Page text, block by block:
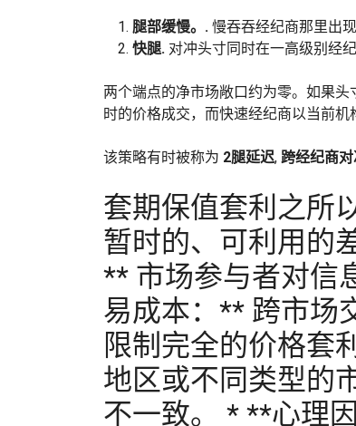
腿部缓慢。. 慢吞吞经纪商那里出
快腿. 对冲头寸同时在一高级别经
两个端点的净市场敞口约为零。如果
时的价格成交，而快速经纪商以当前机
该策略有时被称为 2腿延迟, 跨经纪商
套期保值套利之所
暂时的、可利用的
** 市场参与者对信
易成本：** 跨市场
限制完全的价格套
地区或不同类型的
不一致。 * **心理